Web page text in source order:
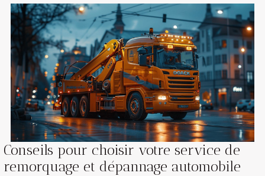
Conseils pour choisir votre service de
remorquage et dépannage automobile